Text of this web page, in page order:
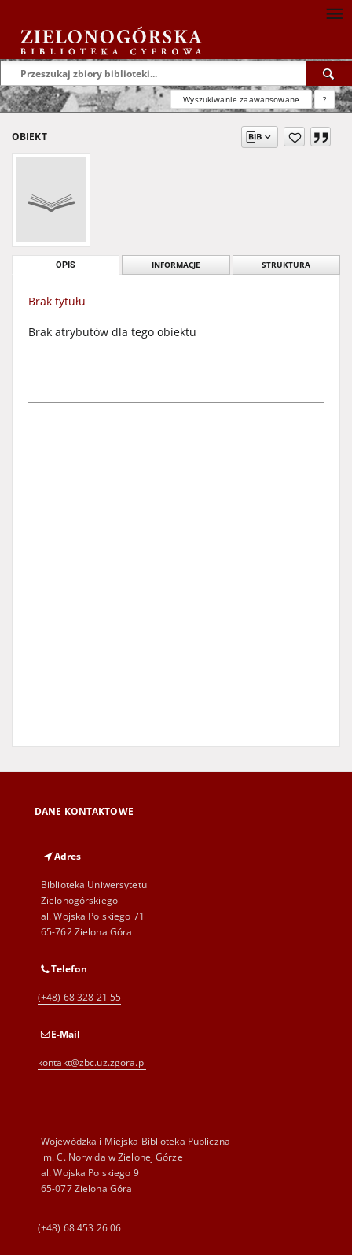
Wyszukiwanie zaawansowane ?
OBIEKT
OPIS INFORMACJE STRUKTURA
Brak tytułu
Brak atrybutów dla tego obiektu
DANE KONTAKTOWE
Adres
Biblioteka Uniwersytetu
Zielonogórskiego
al. Wojska Polskiego 71
65-762 Zielona Góra
Telefon
(+48) 68 328 21 55
E-Mail
kontakt@zbc.uz.zgora.pl
Wojewódzka i Miejska Biblioteka Publiczna
im. C. Norwida w Zielonej Górze
al. Wojska Polskiego 9
65-077 Zielona Góra
(+48) 68 453 26 06